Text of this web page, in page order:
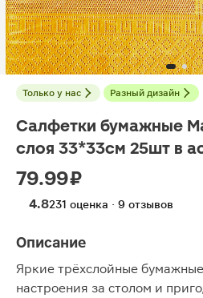
Только у нас Разный дизайн
Салфетки бумажные
слоя 33*33см 25шт в
79.99 ₽
4.8231 оценка · 9 отзывов
Описание
Яркие трёхслойные
настроения за столом и